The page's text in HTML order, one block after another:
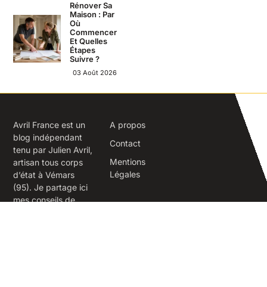
Rénover Sa
Maison : Par
Où
Commencer
Et Quelles
Étapes
Suivre ?
03 Août 2026
Avril France est un
blog indépendant
tenu par Julien Avril,
artisan tous corps
d’état à Vémars
(95). Je partage ici
mes conseils de
A propos
Contact
Mentions
Légales